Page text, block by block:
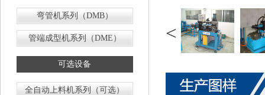
弯管机系列（DMB）
管端成型机系列（DME）
可选设备
全自动上料机系列（可选）
<